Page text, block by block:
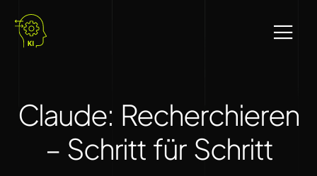
Claude: Recherchieren
– Schritt für Schritt